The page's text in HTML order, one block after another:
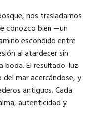
nos trasladamos
conozco bien —un
escondido entre
al atardecer sin
boda. El resultado: luz
del mar acercándose, y
antiguos. Cada
autenticidad y